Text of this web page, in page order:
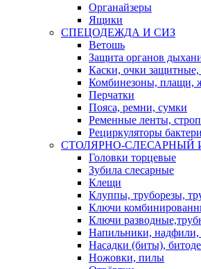
Органайзеры
Ящики
СПЕЦОДЕЖДА И СИЗ
Ветошь
Защита органов
Каски, очки защитные,
Комбинезоны, плащи,
Перчатки
Пояса, ремни, сумки
Ременные ленты,
Рециркуляторы
СТОЛЯРНО-СЛЕСАРНЫЙ
Головки торцевые
Зубила слесарные
Клещи
Клуппы, труборезы,
Ключи
Ключи
Напильники,
Насадки (биты),
Ножовки, пилы